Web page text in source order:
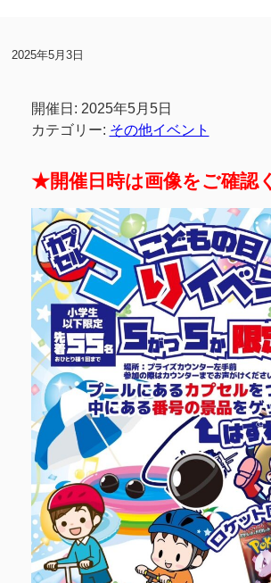
2025年5月3日
開催日: 2025年5月5日
カテゴリー: その他イベント
★開催日時は画像をご確認